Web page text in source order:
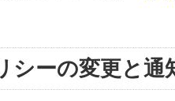
シーの変更と通